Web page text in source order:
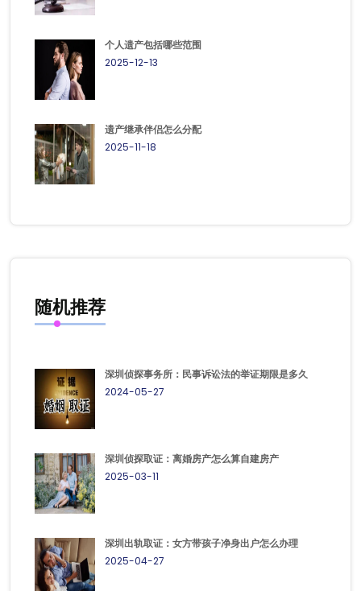
个人遗产包括哪些范围
2025-12-13
遗产继承伴侣怎么分配
2025-11-18
随机推荐
深圳侦探事务所：民事诉讼法的举证期限是多久
2024-05-27
深圳侦探取证：离婚房产怎么算自建房产
2025-03-11
深圳出轨取证：女方带孩子净身出户怎么办理
2025-04-27